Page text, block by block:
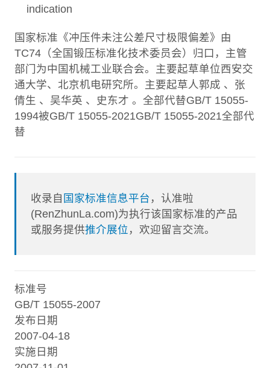
indication
国家标准《冲压件未注公差尺寸极限偏差》由
TC74（全国锻压标准化技术委员会）归口，主管
部门为中国机械工业联合会。主要起草单位西安交
通大学、北京机电研究所。主要起草人郭成 、张
倩生 、吴华英 、史东才 。全部代替GB/T 15055-
1994被GB/T 15055-2021GB/T 15055-2021全部代
替
收录自 国家标准信息平台 ，认准啦
(RenZhunLa.com)为执行该国家标准的产品
或服务提供推介展位 ，欢迎留言交流。
标准号
GB/T 15055-2007
发布日期
2007-04-18
实施日期